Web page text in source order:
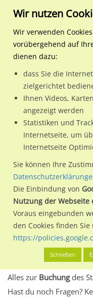
Regionale
Nutze günstige
Müller-Str./Friedrich-
in Wismar, Hansestadt.
Wir erheben für jede
aktuelle
kannst du dich schon
Standort, seine
eventuelle
Werbeinhalten
Alles klar? Dann
Alles zur Buchungdes
Hast du noch Fragen?
Wir nutzen
Wir verwenden
vorübergehend auf
dienen dazu:
dass Sie die
zielgerichtet
Ihnen Videos,
angezeigt werden
Statistiken und
Internetseite, um
Internetseite
Sie können Ihre
Die Einbindung von
Nutzung der Webseite
Voraus eingebunden
den Cookies finden
https://
Schließen